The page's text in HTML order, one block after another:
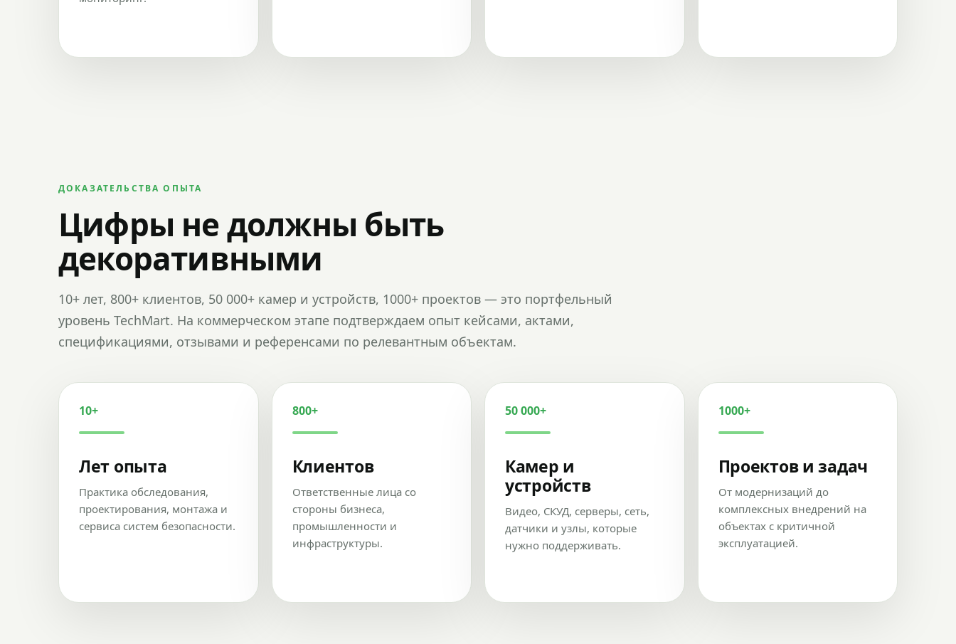
ДОКАЗАТЕЛЬСТВА ОПЫТА
Цифры не должны быть
декоративными
10+ лет, 800+ клиентов, 50 000+ камер и устройств, 1000+ проектов — это портфельный
уровень TechMart. На коммерческом этапе подтверждаем опыт кейсами, актами,
спецификациями, отзывами и референсами по релевантным объектам.
10+
Лет опыта
Практика обследования,
проектирования, монтажа и
сервиса систем безопасности.
800+
Клиентов
Ответственные лица со
стороны бизнеса,
промышленности и
инфраструктуры.
50 000+
Камер и
устройств
Видео, СКУД, серверы, сеть,
датчики и узлы, которые
нужно поддерживать.
1000+
Проектов и задач
От модернизаций до
комплексных внедрений на
объектах с критичной
эксплуатацией.